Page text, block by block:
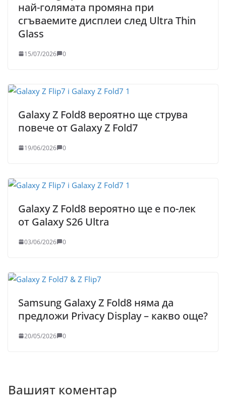
най-голямата промяна при
сгъваемите дисплеи след Ultra Thin
Glass
15/07/2026 0
Galaxy Z Fold8 вероятно ще струва
повече от Galaxy Z Fold7
19/06/2026 0
Galaxy Z Fold8 вероятно ще е по-лек
от Galaxy S26 Ultra
03/06/2026 0
Samsung Galaxy Z Fold8 няма да
предложи Privacy Display – какво още?
20/05/2026 0
Вашият коментар